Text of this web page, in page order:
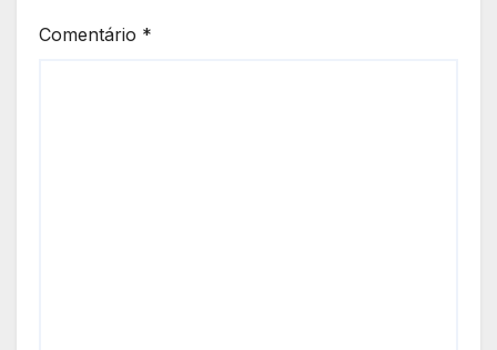
Comentário *